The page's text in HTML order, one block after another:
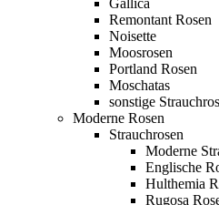
Gallica
Remontant Rosen
Noisette
Moosrosen
Portland Rosen
Moschatas
sonstige
Moderne Rosen
Strauchrosen
Moderne
Englische
Hulthemia
Rugosa